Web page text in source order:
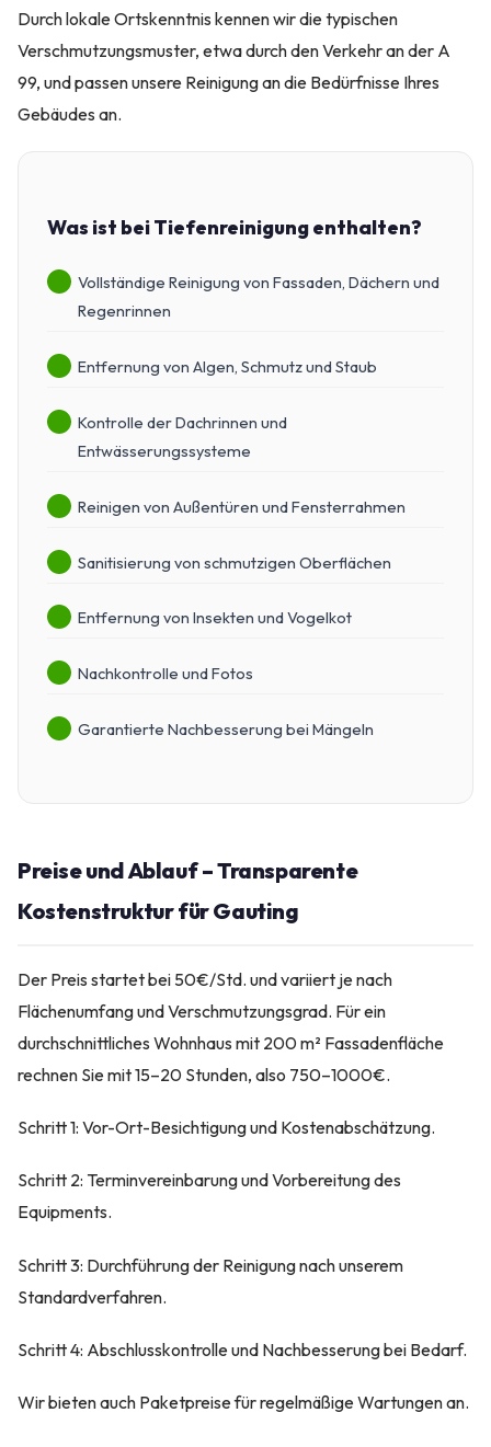
Durch lokale Ortskenntnis kennen wir die typischen
Verschmutzungsmuster, etwa durch den Verkehr an der A
99, und passen unsere Reinigung an die Bedürfnisse Ihres
Gebäudes an.
Was ist bei Tiefenreinigung enthalten?
Vollständige Reinigung von Fassaden, Dächern und
Regenrinnen
Entfernung von Algen, Schmutz und Staub
Kontrolle der Dachrinnen und
Entwässerungssysteme
Reinigen von Außentüren und Fensterrahmen
Sanitisierung von schmutzigen Oberflächen
Entfernung von Insekten und Vogelkot
Nachkontrolle und Fotos
Garantierte Nachbesserung bei Mängeln
Preise und Ablauf – Transparente
Kostenstruktur für Gauting
Der Preis startet bei 50€/Std. und variiert je nach
Flächenumfang und Verschmutzungsgrad. Für ein
durchschnittliches Wohnhaus mit 200 m² Fassadenfläche
rechnen Sie mit 15–20 Stunden, also 750–1000€.
Schritt 1: Vor-Ort-Besichtigung und Kostenabschätzung.
Schritt 2: Terminvereinbarung und Vorbereitung des
Equipments.
Schritt 3: Durchführung der Reinigung nach unserem
Standardverfahren.
Schritt 4: Abschlusskontrolle und Nachbesserung bei Bedarf.
Wir bieten auch Paketpreise für regelmäßige Wartungen an.